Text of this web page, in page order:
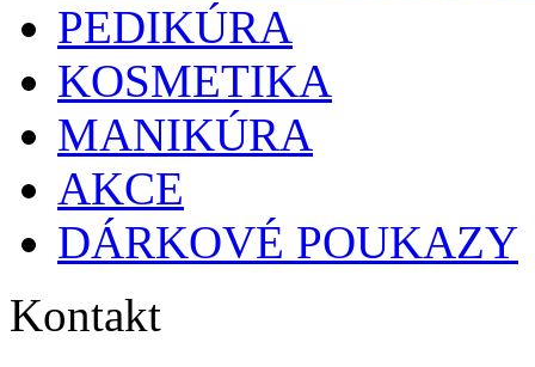
PEDIKÚRA
KOSMETIKA
MANIKÚRA
AKCE
DÁRKOVÉ POUKAZY
Kontakt